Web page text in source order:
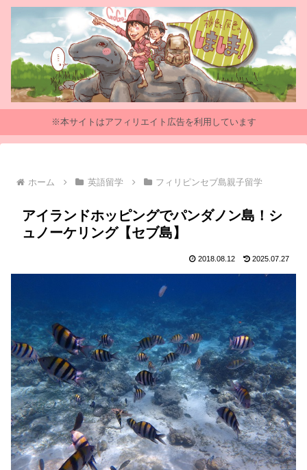
※本サイトはアフィリエイト広告を利用しています
ホーム 英語留学 フィリピンセブ島親子留学
アイランドホッピングでパンダノン島！シ
ュノーケリング【セブ島】
2018.08.12 2025.07.27